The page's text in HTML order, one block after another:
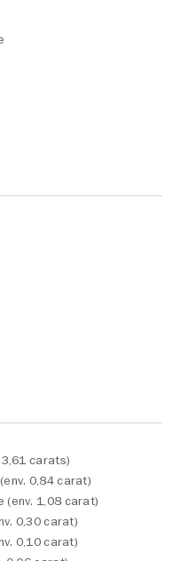
carats)
0,84 carat)
(env. 1,08 carat)
0,30 carat)
0,10 carat)